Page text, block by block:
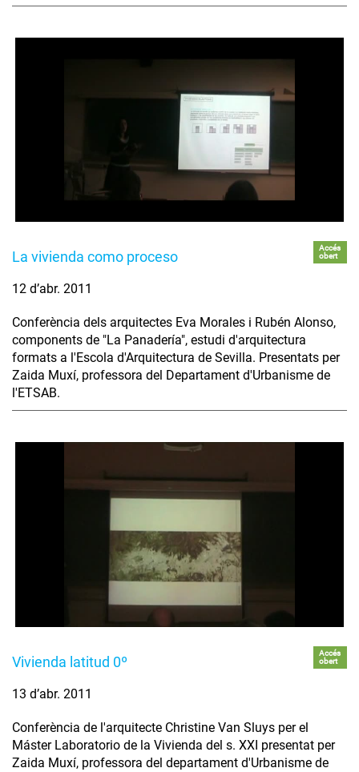
La vivienda como proceso
Accés
obert
12 d’abr. 2011
Conferència dels arquitectes Eva Morales i Rubén Alonso,
components de "La Panadería", estudi d'arquitectura
formats a l'Escola d'Arquitectura de Sevilla. Presentats per
Zaida Muxí, professora del Departament d'Urbanisme de
l'ETSAB.
Vivienda latitud 0º
Accés
obert
13 d’abr. 2011
Conferència de l'arquitecte Christine Van Sluys per el
Máster Laboratorio de la Vivienda del s. XXI presentat per
Zaida Muxí, professora del departament d'Urbanisme de